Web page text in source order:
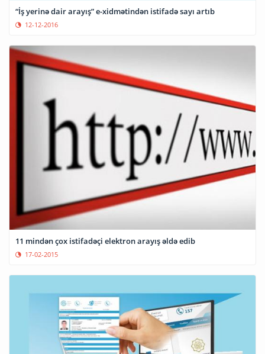
“İş yerinə dair arayış” e-xidmətindən istifadə sayı artıb
12-12-2016
11 mindən çox istifadəçi elektron arayış əldə edib
17-02-2015